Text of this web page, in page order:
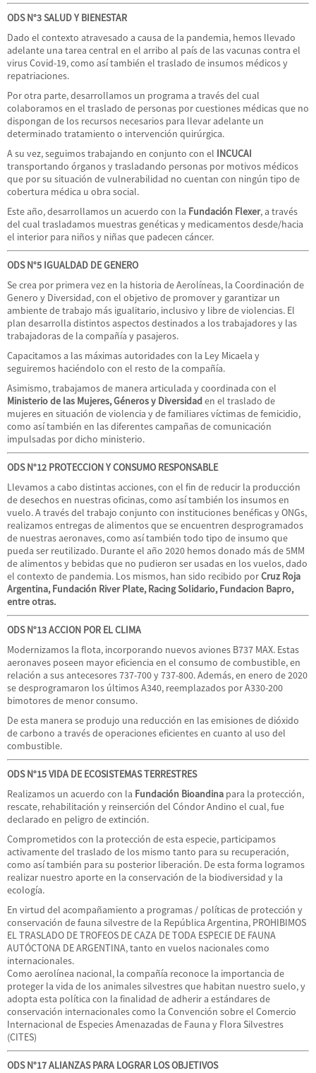
ODS N°3 SALUD Y BIENESTAR
Dado el contexto atravesado a causa de la pandemia, hemos llevado
adelante una tarea central en el arribo al país de las vacunas contra el
virus Covid-19, como así también el traslado de insumos médicos y
repatriaciones.
Por otra parte, desarrollamos un programa a través del cual
colaboramos en el traslado de personas por cuestiones médicas que no
dispongan de los recursos necesarios para llevar adelante un
determinado tratamiento o intervención quirúrgica.
A su vez, seguimos trabajando en conjunto con el INCUCAI
transportando órganos y trasladando personas por motivos médicos
que por su situación de vulnerabilidad no cuentan con ningún tipo de
cobertura médica u obra social.
Este año, desarrollamos un acuerdo con la Fundación Flexer, a través
del cual trasladamos muestras genéticas y medicamentos desde/hacia
el interior para niños y niñas que padecen cáncer.
ODS N°5 IGUALDAD DE GENERO
Se crea por primera vez en la historia de Aerolíneas, la Coordinación de
Genero y Diversidad, con el objetivo de promover y garantizar un
ambiente de trabajo más igualitario, inclusivo y libre de violencias. El
plan desarrolla distintos aspectos destinados a los trabajadores y las
trabajadoras de la compañía y pasajeros.
Capacitamos a las máximas autoridades con la Ley Micaela y
seguiremos haciéndolo con el resto de la compañía.
Asimismo, trabajamos de manera articulada y coordinada con el
Ministerio de las Mujeres, Géneros y Diversidaden el traslado de
mujeres en situación de violencia y de familiares víctimas de femicidio,
como así también en las diferentes campañas de comunicación
impulsadas por dicho ministerio.
ODS N°12 PROTECCION Y CONSUMO RESPONSABLE
Llevamos a cabo distintas acciones, con el fin de reducir la producción
de desechos en nuestras oficinas, como así también los insumos en
vuelo. A través del trabajo conjunto con instituciones benéficas y ONGs,
realizamos entregas de alimentos que se encuentren desprogramados
de nuestras aeronaves, como así también todo tipo de insumo que
pueda ser reutilizado. Durante el año 2020 hemos donado más de 5MM
de alimentos y bebidas que no pudieron ser usadas en los vuelos, dado
el contexto de pandemia. Los mismos, han sido recibido porCruz Roja
Argentina, Fundación River Plate, Racing Solidario, Fundacion Bapro,
entre otras.
ODS N°13 ACCION POR EL CLIMA
Modernizamos la flota, incorporando nuevos aviones B737 MAX. Estas
aeronaves poseen mayor eficiencia en el consumo de combustible, en
relación a sus antecesores 737-700 y 737-800. Además, en enero de 2020
se desprogramaron los últimos A340, reemplazados por A330-200
bimotores de menor consumo.
De esta manera se produjo una reducción en las emisiones de dióxido
de carbono a través de operaciones eficientes en cuanto al uso del
combustible.
ODS N°15 VIDA DE ECOSISTEMAS TERRESTRES
Realizamos un acuerdo con la Fundación Bioandina para la protección,
rescate, rehabilitación y reinserción del Cóndor Andino el cual, fue
declarado en peligro de extinción.
Comprometidos con la protección de esta especie, participamos
activamente del traslado de los mismo tanto para su recuperación,
como así también para su posterior liberación. De esta forma logramos
realizar nuestro aporte en la conservación de la biodiversidad y la
ecología.
En virtud del acompañamiento a programas / políticas de protección y
conservación de fauna silvestre de la República Argentina, PROHIBIMOS
EL TRASLADO DE TROFEOS DE CAZA DE TODA ESPECIE DE FAUNA
AUTÓCTONA DE ARGENTINA, tanto en vuelos nacionales como
internacionales.
Como aerolínea nacional, la compañía reconoce la importancia de
proteger la vida de los animales silvestres que habitan nuestro suelo, y
adopta esta política con la finalidad de adherir a estándares de
conservación internacionales como la Convención sobre el Comercio
Internacional de Especies Amenazadas de Fauna y Flora Silvestres
(CITES)
ODS N°17 ALIANZAS PARA LOGRAR LOS OBJETIVOS